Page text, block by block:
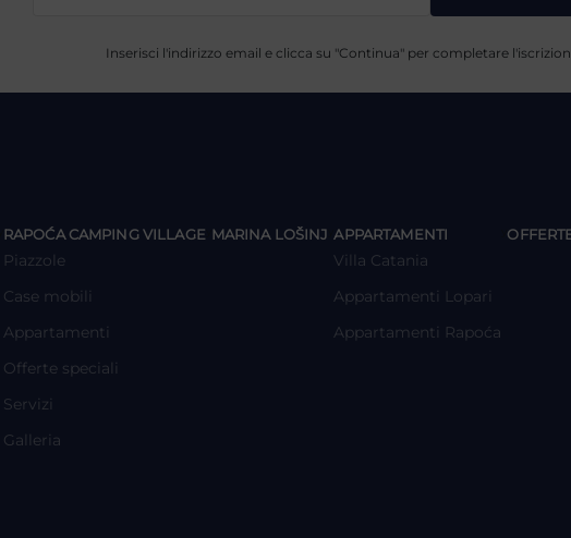
Inserisci l'indirizzo email e clicca su "Continua" per completare
RAPOĆA CAMPING VILLAGE
Piazzole
Case mobili
Appartamenti
Offerte speciali
Servizi
Galleria
MARINA LOŠINJ APPARTAMENTI
Villa Catania
Appartamenti Lopari
Appartamenti Rapoća